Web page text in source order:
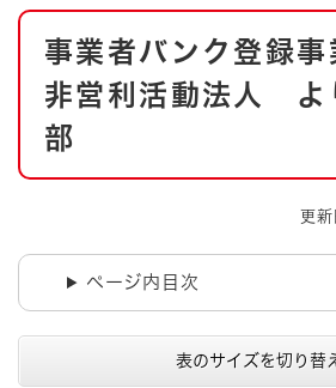
とじる
本
事業者バンク登録
非営利活動法人 よ
部
更
ページ内目次
表のサイズを切り替